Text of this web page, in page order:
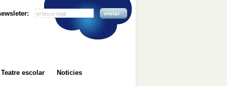
enviar
Teatre escolar Noticies